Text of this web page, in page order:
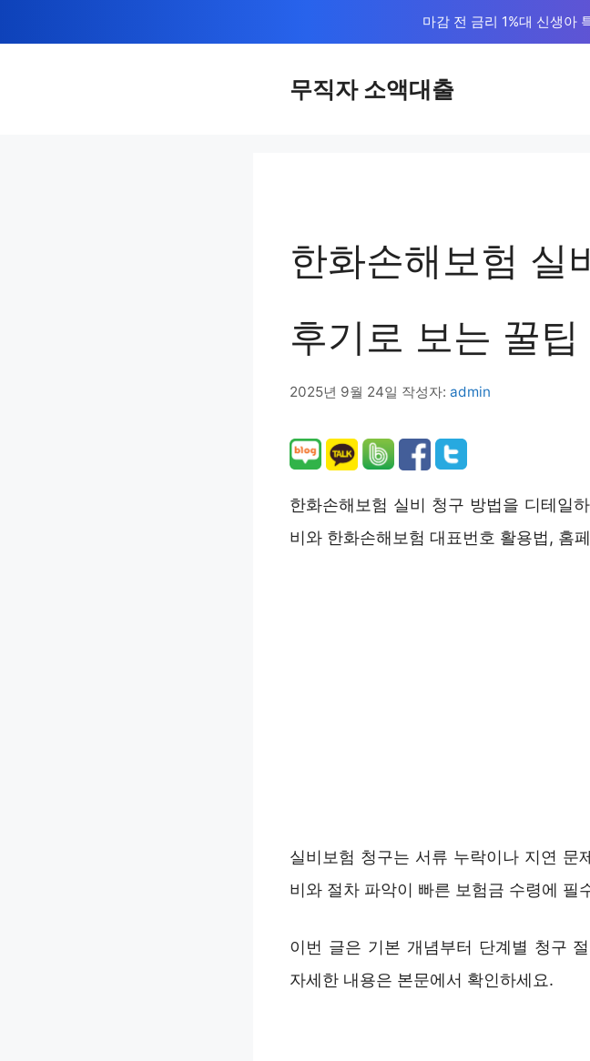
텐
마감 전 금리 1%대 신생아
무직자 소액대출
한화손해보험 실
후기로 보는 꿀팁
2025년 9월 24일 작성자: admin
한화손해보험 실비 청구 방법을 디테일
비와 한화손해보험 대표번호 활용법, 홈
실비보험 청구는 서류 누락이나 지연
비와 절차 파악이 빠른 보험금 수령에 필
이번 글은 기본 개념부터 단계별 청구
자세한 내용은 본문에서 확인하세요.